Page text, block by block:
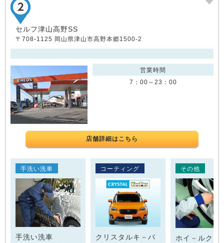
セルフ津山高野SS
〒708-1125 岡山県津山市高野本郷1500-2
営業時間
7：00～23：00
店舗詳細はこちら
手洗い洗車
手洗い洗車
コーティング
クリスタルキ－パ
その他
ホイ－ルクリ